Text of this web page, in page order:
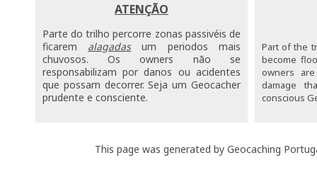
ATENÇÃO
Parte do trilho percorre zonas passivéis de
ficarem alagadasum periodos mais
chuvosos. Os owners não se
responsabilizam por danos ou acidentes
que possam decorrer. Seja um Geocacher
prudente e consciente.
Part of the
become
owners
damage
conscious
This page was generated by Geocaching